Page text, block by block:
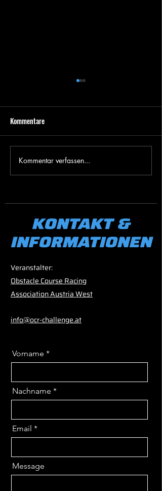
Medienmitteilung
Kommentare
Kommentar verfassen...
KONTAKT &
INFORMATIONEN
Veranstalter:
Obstacle Course Racing
Association Austria West
info@ocr-challenge.at
Vorname
Nachname
Email
Message